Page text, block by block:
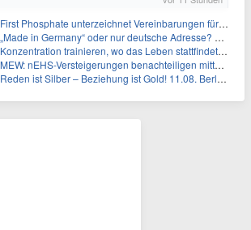
First Phosphate unterzeichnet Vereinbarungen für nicht zu refundierende Zuwendungen in Höhe von 4,84 Mio. $ von der kanadischen Regierung für Straßeninfrastruktur und Stromübertragungsleitungen
„Made in Germany“ oder nur deutsche Adresse? So erkennen Sie, wo Ihre Leiterplatten wirklich gefertigt werden
Konzentration trainieren, wo das Leben stattfindet: Mobile EEG-Technologie bringt Neurofeedback in den Alltag
MEW: nEHS-Versteigerungen benachteiligen mittelständische Unternehmen
Reden ist Silber – Beziehung ist Gold! 11.08. Berlin – 18:30 Uhr